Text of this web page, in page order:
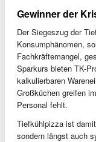
Gewinner der
Der Siegeszug der
Konsumphänomen,
Fachkräftemangel,
Sparkurs bieten TK-
kalkulierbaren
Großküchen greifen
Personal fehlt.
Tiefkühlpizza ist
sondern längst auch